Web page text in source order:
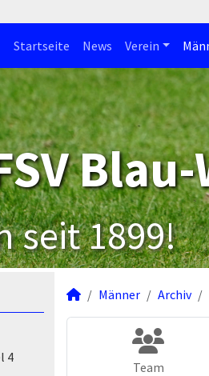
Startseite News Verein
seit 1899!
4
Männer Archiv
Team